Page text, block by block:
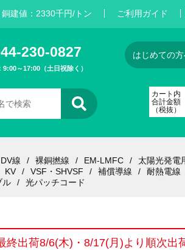
銅建値： 2330千円/トン ご利用ガイド
230-0827
9:00～17:00（土日祝除く）
はじめての
カート内
合計金額
（税抜）
DV線 裸銅撚線 EM-LMFC
太陽光発電
KV VSF・SHVSF 補償導線
耐熱電線
ル 光パッチコード
終出荷8/6(木)・8/17(月)より順次出